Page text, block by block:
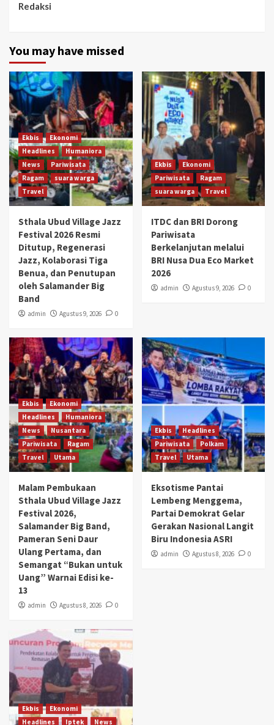
Redaksi
You may have missed
Ekbis
Ekonomi
Headlines
Humaniora
News
Pariwisata
Ragam
suara warga
Travel
Sthala Ubud Village Jazz
Festival 2026 Resmi
Ditutup, Regenerasi
Jazz, Kolaborasi Tiga
Benua, dan Penutupan
oleh Salamander Big
Band
admin Agustus 9, 2026 0
Ekbis
Ekonomi
Pariwisata
Ragam
suara warga
Travel
ITDC dan BRI Dorong
Pariwisata
Berkelanjutan melalui
BRI Nusa Dua Eco Market
2026
admin Agustus 9, 2026 0
Ekbis
Ekonomi
Headlines
Humaniora
News
Nusantara
Pariwisata
Ragam
Travel
Utama
Malam Pembukaan
Sthala Ubud Village Jazz
Festival 2026,
Salamander Big Band,
Pameran Seni Daur
Ulang Pertama, dan
Semangat “Bukan untuk
Uang” Warnai Edisi ke-
13
admin Agustus 8, 2026 0
Ekbis
Headlines
Pariwisata
Polkam
Travel
Utama
Eksotisme Pantai
Lembeng Menggema,
Partai Demokrat Gelar
Gerakan Nasional Langit
Biru Indonesia ASRI
admin Agustus 8, 2026 0
Ekbis
Ekonomi
Headlines
Iptek News